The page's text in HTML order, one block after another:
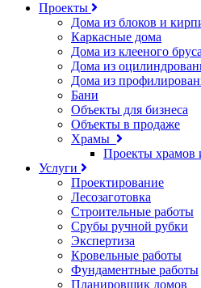
Проекты
Дома из блоков и
Каркасные дома
Дома из клееного бруса
Дома из
Дома из
Бани
Объекты для бизнеса
Объекты в продаже
Храмы
Проекты храмов
Услуги
Проектирование
Лесозаготовка
Строительные работы
Срубы ручной рубки
Экспертиза
Кровельные работы
Фундаментные работы
Планировщик домов